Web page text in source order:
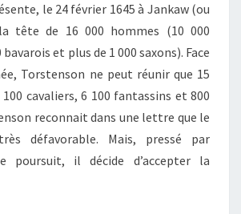
le 24 février 1645 à Jankaw (ou
tête de 16 000 hommes (10 000
et plus de 1 000 saxons). Face
Torstenson ne peut réunir que 15
cavaliers, 6 100 fantassins et 800
reconnait dans une lettre que le
défavorable. Mais, pressé par
poursuit, il décide d’accepter la